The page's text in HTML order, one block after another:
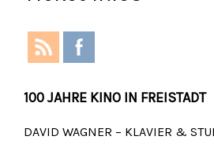
100 JAHRE KINO IN FREISTADT
DAVID WAGNER – KLAVIER &